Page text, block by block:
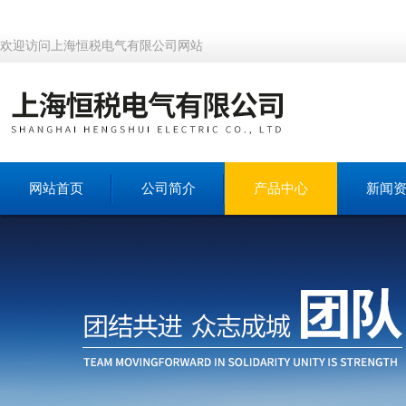
欢迎访问上海恒税电气有限公司网站
网站首页 公司简介 产品中心 新闻